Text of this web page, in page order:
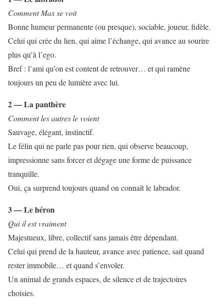
Comment Max se voit
Bonne humeur permanente (ou presque), sociable, joueur, fidèle.
Celui qui crée du lien, qui aime l’échange, qui avance au sourire
plus qu’à l’ego.
Bref : l’ami qu’on est content de retrouver… et qui ramène
toujours un peu de lumière avec lui.
2 — La panthère
Comment les autres le voient
Sauvage, élégant, instinctif.
Le félin qui ne parle pas pour rien, qui observe beaucoup,
impressionne sans forcer et dégage une forme de puissance
tranquille.
Oui, ça surprend toujours quand on connaît le labrador.
3 — Le héron
Qui il est vraiment
Majestueux, libre, collectif sans jamais être dépendant.
Celui qui prend de la hauteur, avance avec patience, sait quand
rester immobile… et quand s’envoler.
Un animal de grands espaces, de silence et de trajectoires
choisies.